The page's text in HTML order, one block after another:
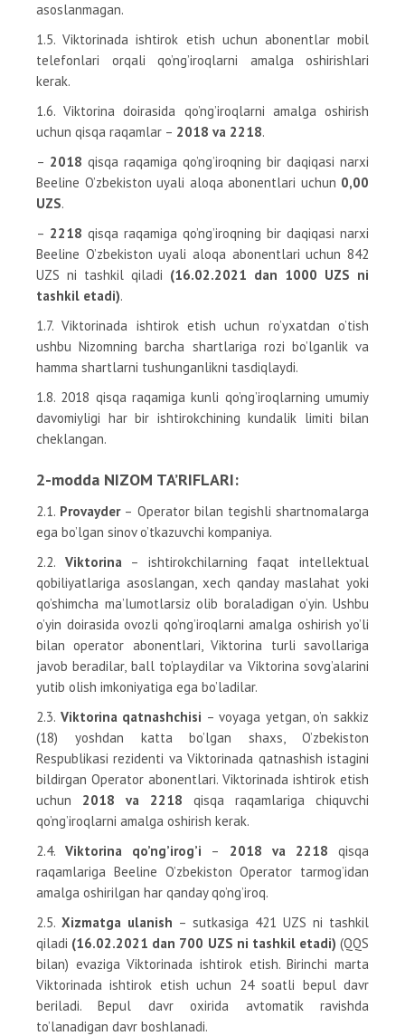
asoslanmagan.
1.5. Viktorinada ishtirok etish uchun abonentlar mobil
telefonlari orqali qo’ng’iroqlarni amalga oshirishlari
kerak.
1.6. Viktorina doirasida qo’ng’iroqlarni amalga oshirish
uchun qisqa raqamlar – 2018 va 2218.
– 2018 qisqa raqamiga qo’ng’iroqning bir daqiqasi narxi
Beeline O’zbekiston uyali aloqa abonentlari uchun 0,00
UZS.
– 2218 qisqa raqamiga qo’ng’iroqning bir daqiqasi narxi
Beeline O’zbekiston uyali aloqa abonentlari uchun 842
UZS ni tashkil qiladi (16.02.2021 dan 1000 UZS ni
tashkil etadi).
1.7. Viktorinada ishtirok etish uchun ro’yxatdan o’tish
ushbu Nizomning barcha shartlariga rozi bo’lganlik va
hamma shartlarni tushunganlikni tasdiqlaydi.
1.8. 2018 qisqa raqamiga kunli qo’ng’iroqlarning umumiy
davomiyligi har bir ishtirokchining kundalik limiti bilan
cheklangan.
2-modda NIZOM TA’RIFLARI:
2.1. Provayder– Operator bilan tegishli shartnomalarga
ega bo’lgan sinov o’tkazuvchi kompaniya.
2.2. Viktorina– ishtirokchilarning faqat intellektual
qobiliyatlariga asoslangan, xech qanday maslahat yoki
qo’shimcha ma’lumotlarsiz olib boraladigan o’yin. Ushbu
o’yin doirasida ovozli qo’ng’iroqlarni amalga oshirish yo’li
bilan operator abonentlari, Viktorina turli savollariga
javob beradilar, ball to’playdilar va Viktorina sovg’alarini
yutib olish imkoniyatiga ega bo’ladilar.
2.3. Viktorina qatnashchisi – voyaga yetgan, o’n sakkiz
(18) yoshdan katta bo’lgan shaxs, O’zbekiston
Respublikasi rezidenti va Viktorinada qatnashish istagini
bildirgan Operator abonentlari. Viktorinada ishtirok etish
uchun 2018 va 2218 qisqa raqamlariga chiquvchi
qo’ng’iroqlarni amalga oshirish kerak.
2.4.Viktorina qo’ng’irog’i – 2018 va 2218 qisqa
raqamlariga Beeline O’zbekiston Operator tarmog’idan
amalga oshirilgan har qanday qo’ng’iroq.
2.5. Xizmatga ulanish – sutkasiga 421 UZS ni tashkil
qiladi (16.02.2021 dan 700 UZS ni tashkil etadi) (QQS
bilan) evaziga Viktorinada ishtirok etish. Birinchi marta
Viktorinada ishtirok etish uchun 24 soatli bepul davr
beriladi. Bepul davr oxirida avtomatik ravishda
to’lanadigan davr boshlanadi.